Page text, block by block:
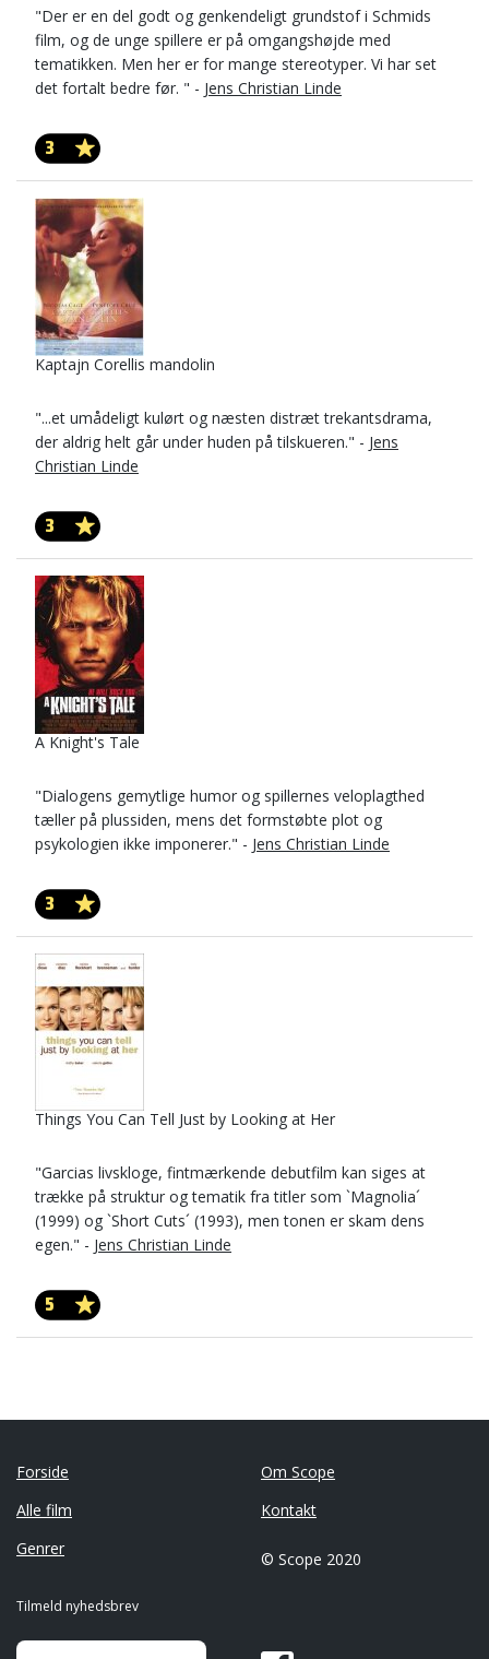
"Der er en del godt og genkendeligt grundstof i Schmids
film, og de unge spillere er på omgangshøjde med
tematikken. Men her er for mange stereotyper. Vi har set
det fortalt bedre før. " - Jens Christian Linde
3
Kaptajn Corellis mandolin
"...et umådeligt kulørt og næsten distræt trekantsdrama,
der aldrig helt går under huden på tilskueren." - Jens
Christian Linde
3
A Knight's Tale
"Dialogens gemytlige humor og spillernes veloplagthed
tæller på plussiden, mens det formstøbte plot og
psykologien ikke imponerer." - Jens Christian Linde
3
Things You Can Tell Just by Looking at Her
"Garcias livskloge, fintmærkende debutfilm kan siges at
trække på struktur og tematik fra titler som `Magnolia´
(1999) og `Short Cuts´ (1993), men tonen er skam dens
egen." - Jens Christian Linde
5
Forside
Alle film
Genrer
Om Scope
Kontakt
© Scope 2020
Tilmeld nyhedsbrev